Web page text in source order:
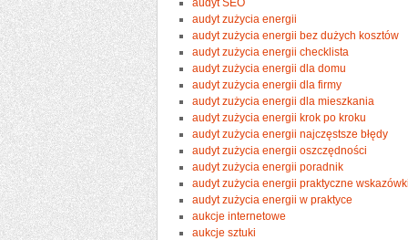
audyt zużycia energii
audyt zużycia energii bez dużych kosztów
audyt zużycia energii checklista
audyt zużycia energii dla domu
audyt zużycia energii dla firmy
audyt zużycia energii dla mieszkania
audyt zużycia energii krok po kroku
audyt zużycia energii najczęstsze błędy
audyt zużycia energii oszczędności
audyt zużycia energii poradnik
audyt zużycia energii praktyczne
audyt zużycia energii w praktyce
aukcje internetowe
aukcje sztuki